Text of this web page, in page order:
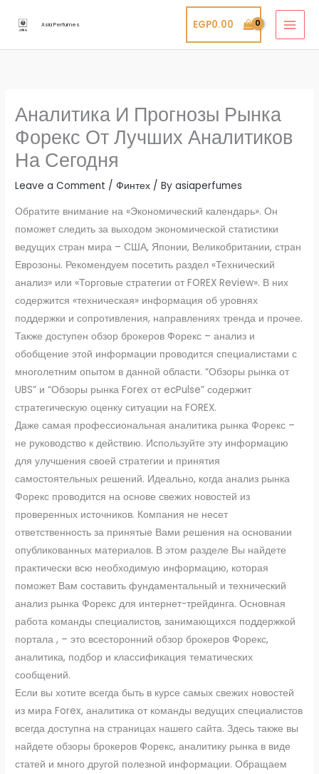
Asia Perfumes EGP0.00
Аналитика И Прогнозы Рынка
Форекс От Лучших Аналитиков
На Сегодня
Leave a Comment /Финтех / Byasiaperfumes
Обратите внимание на «Экономический календарь». Он
поможет следить за выходом экономической статистики
ведущих стран мира – США, Японии, Великобритании, стран
Еврозоны. Рекомендуем посетить раздел «Технический
анализ» или «Торговые стратегии от FOREX Review». В них
содержится «техническая» информация об уровнях
поддержки и сопротивления, направлениях тренда и прочее.
Также доступен обзор брокеров Форекс – анализ и
обобщение этой информации проводится специалистами с
многолетним опытом в данной области. “Обзоры рынка от
UBS” и “Обзоры рынка Forex от ecPulse” содержит
стратегическую оценку ситуации на FOREX.
Даже самая профессиональная аналитика рынка Форекс –
не руководство к действию. Используйте эту информацию
для улучшения своей стратегии и принятия
самостоятельных решений. Идеально, когда анализ рынка
Форекс проводится на основе свежих новостей из
проверенных источников. Компания не несет
ответственность за принятые Вами решения на основании
опубликованных материалов. В этом разделе Вы найдете
практически всю необходимую информацию, которая
поможет Вам составить фундаментальный и технический
анализ рынка Форекс для интернет-трейдинга. Основная
работа команды специалистов, занимающихся поддержкой
портала , – это всесторонний обзор брокеров Форекс,
аналитика, подбор и классификация тематических
сообщений.
Если вы хотите всегда быть в курсе самых свежих новостей
из мира Forex, аналитика от команды ведущих специалистов
всегда доступна на страницах нашего сайта. Здесь также вы
найдете обзоры брокеров Форекс, аналитику рынка в виде
статей и много другой полезной информации. Обращаем